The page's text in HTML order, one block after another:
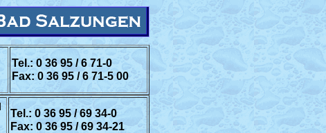
Tel.: 0 36 95 / 6 71-0
Fax: 0 36 95 / 6 71-5 00
Tel.: 0 36 95 / 69 34-0
Fax: 0 36 95 / 69 34-21